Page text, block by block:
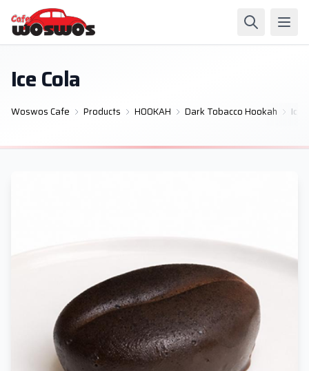
Ice Cola
Woswos Cafe Products HOOKAH Dark Tobacco Hookah Ice